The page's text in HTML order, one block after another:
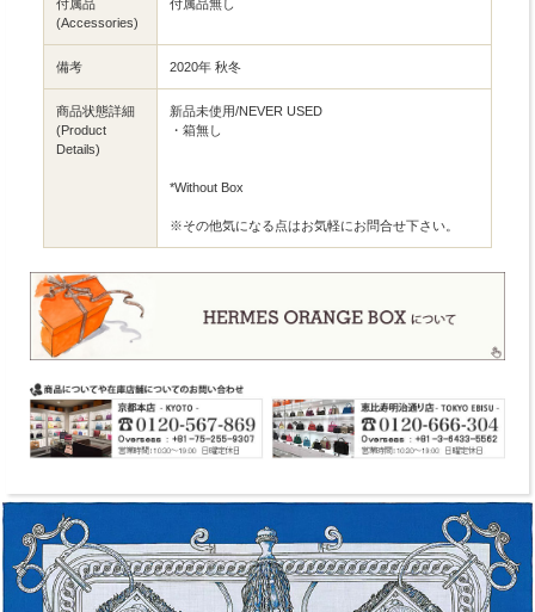
付属品
(Accessories)
付属品無し
備考 2020年 秋冬
商品状態詳細
(Product
Details)
新品未使用/NEVER USED
・箱無し
*Without Box
※その他気になる点はお気軽にお問合せ下さい。